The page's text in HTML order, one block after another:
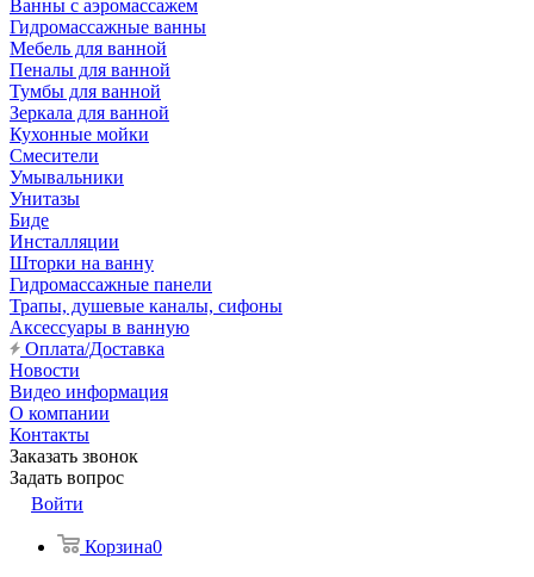
Ванны с аэромассажем
Гидромассажные ванны
Мебель для ванной
Пеналы для ванной
Тумбы для ванной
Зеркала для ванной
Кухонные мойки
Смесители
Умывальники
Унитазы
Биде
Инсталляции
Шторки на ванну
Гидромассажные панели
Трапы, душевые каналы, сифоны
Аксессуары в ванную
Оплата/Доставка
Новости
Видео информация
О компании
Контакты
Заказать звонок
Задать вопрос
Войти
Корзина0